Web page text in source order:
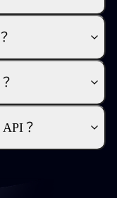
？